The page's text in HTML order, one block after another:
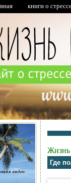
книги о
Жизнь
Где